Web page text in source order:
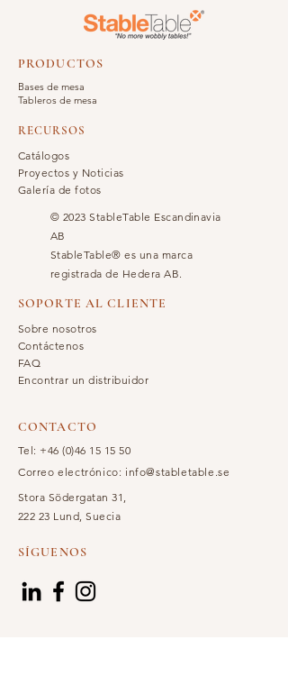
PRODUCTOS
Bases de mesa
Tableros de mesa
RECURSOS
Catálogos
Proyectos y Noticias
Galería de fotos
© 2023 StableTable Escandinavia
AB
StableTable® es una marca
registrada de Hedera AB.
SOPORTE AL CLIENTE
Sobre nosotros
Contáctenos
FAQ
Encontrar un distribuidor
CONTACTO
Tel: +46 (0)46 15 15 50
Correo electrónico: info@stabletable.se
Stora Södergatan 31,
222 23 Lund, Suecia
SÍGUENOS